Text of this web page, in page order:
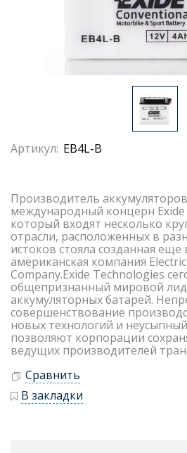
Артикул: EB4L-B
Производитель
международный концерн
который входят несколько
отрасли, расположенных в
истоков стояла созданная еще
американская компания
Company.Exide Technologies
общепризнанный мировой
аккумуляторных батарей.
совершенствование
новых технологий и
позволяют корпорации
ведущих производителей
Сравнить
В закладки